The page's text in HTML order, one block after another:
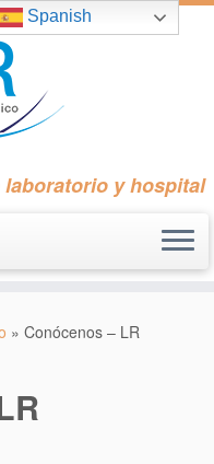
y hospital
» Conócenos – LR
Spanish